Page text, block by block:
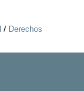
/ Derechos